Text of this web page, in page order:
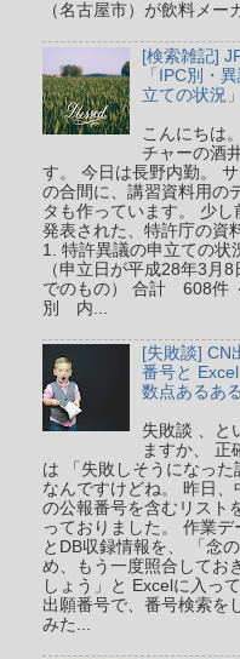
（名古屋市）が飲料メー
[検索雑記]
「IPC別・
立ての状況
こんにちは
チャーの酒
す。 今日は長野内勤。
の合間に、講習資料用の
タも作っています。 少し
発表された、特許庁の資
1. 特許異議の申立ての状
（申立日が平成28年3月8
でのもの） 合計 608件
別 内...
[失敗談] CN
番号と
数点あるあ
失敗談 、と
ますか、 正
は 「失敗しそうになった
なんですけどね。 昨日、
の公報番号を含むリスト
っておりました。 作業デ
とDB収録情報を、 「念
め、もう一度照合してお
しょう」と Excelに入っ
出願番号で、番号検索を
みた...